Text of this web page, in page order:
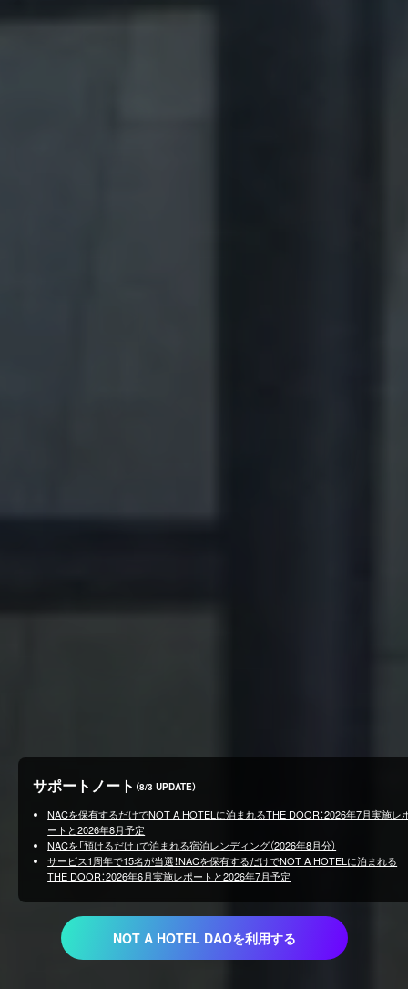
NOT A HOTEL DAOを利用する
サポートノート （8/3 UPDATE）
NACを保有するだけでNOT A HOTELに泊まれるTHE DOOR：2026年7月実施レ
ートと2026年8月予定
NACを「預けるだけ」で泊まれる宿泊レンディング（2026年8月分）
サービス1周年で15名が当選！NACを保有するだけでNOT A HOTELに泊まれる
THE DOOR：2026年6月実施レポートと2026年7月予定